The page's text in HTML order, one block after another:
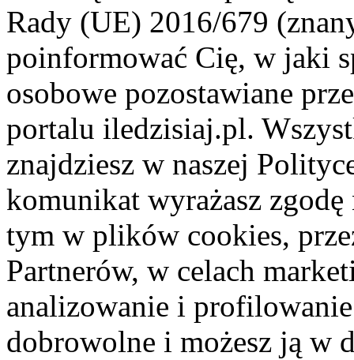
Rady (UE) 2016/679
poinformować Cię, w jaki
osobowe pozostawiane
portalu iledzisiaj.pl.
znajdziesz w naszej
komunikat wyrażasz
tym w plików cookies,
Partnerów, w celach
analizowanie i
dobrowolne i możesz ją w